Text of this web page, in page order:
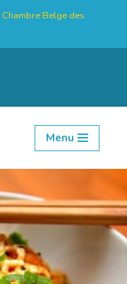
Chambre Belge des
Menu